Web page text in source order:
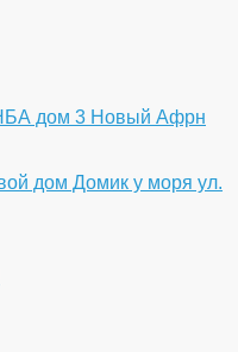
дом 3 Новый Афрн
дом Домик у моря ул.